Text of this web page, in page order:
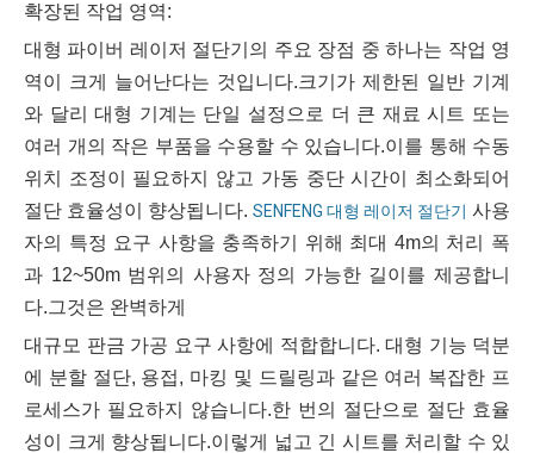
확장된 작업 영역:
대형 파이버 레이저 절단기의 주요 장점 중 하나는 작업 영
역이 크게 늘어난다는 것입니다.크기가 제한된 일반 기계
와 달리 대형 기계는 단일 설정으로 더 큰 재료 시트 또는
여러 개의 작은 부품을 수용할 수 있습니다.이를 통해 수동
위치 조정이 필요하지 않고 가동 중단 시간이 최소화되어
절단 효율성이 향상됩니다. SENFENG 대형 레이저 절단기 사용
자의 특정 요구 사항을 충족하기 위해 최대 4m의 처리 폭
과 12~50m 범위의 사용자 정의 가능한 길이를 제공합니
다.그것은 완벽하게
대규모 판금 가공 요구 사항에 적합합니다. 대형 기능 덕분
에 분할 절단, 용접, 마킹 및 드릴링과 같은 여러 복잡한 프
로세스가 필요하지 않습니다.한 번의 절단으로 절단 효율
성이 크게 향상됩니다.이렇게 넓고 긴 시트를 처리할 수 있